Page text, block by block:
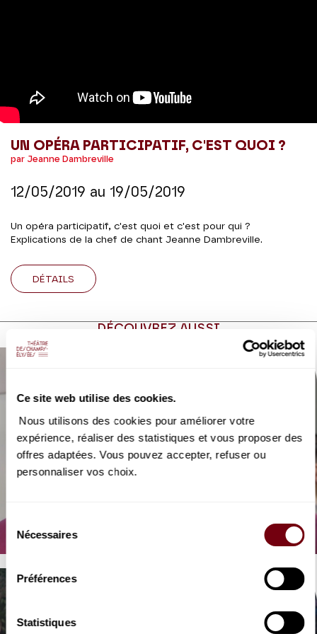
Ce site web utilise des cookies.
Nous utilisons des cookies pour améliorer votre
expérience, réaliser des statistiques et vous proposer des
offres adaptées. Vous pouvez accepter, refuser ou
personnaliser vos choix.
Sélection
consentement
Nécessaires
Préférences
Statistiques
UN OPÉRA PARTICIPATIF, C'EST QUOI ?
par Jeanne Dambreville
12/05/2019 au 19/05/2019
Un opéra participatif, c'est quoi et c'est pour qui ?
Explications de la chef de chant Jeanne Dambreville.
DÉTAILS
DÉCOUVREZ AUSSI
Opéra Participatif Jeune Public